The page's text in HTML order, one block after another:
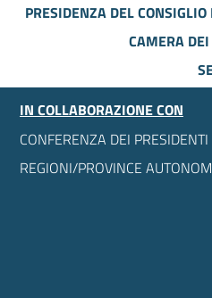
PRESIDENZA DEL
CAMERA DEI
IN COLLABORAZIONE CON
CONFERENZA DEI
REGIONI/PROVINCE